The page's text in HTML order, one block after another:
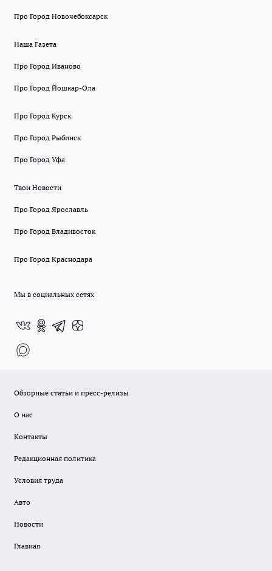
Про Город Новочебоксарск
Наша Газета
Про Город Иваново
Про Город Йошкар-Ола
Про Город Курск
Про Город Рыбинск
Про Город Уфа
Твои Новости
Про Город Ярославль
Про Город Владивосток
Про Город Краснодара
Мы в социальных сетях
Обзорные статьи и пресс-релизы
О нас
Контакты
Редакционная политика
Условия труда
Авто
Новости
Главная